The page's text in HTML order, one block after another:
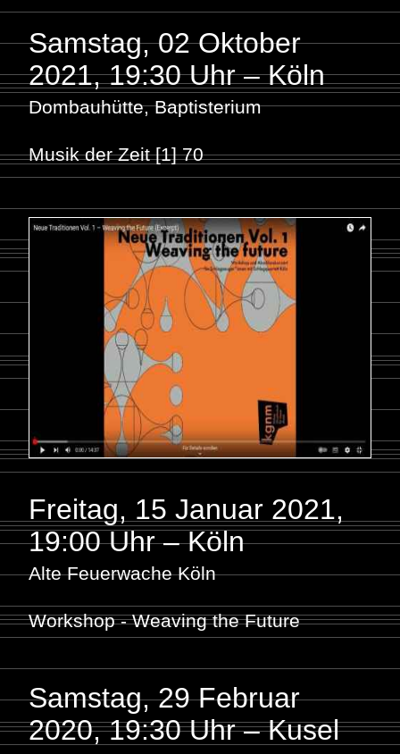
Samstag, 02 Oktober
2021,19:30 Uhr – Köln
Dombauhütte, Baptisterium
Musik der Zeit [1] 70
Freitag, 15 Januar 2021,
19:00 Uhr – Köln
Alte Feuerwache Köln
Workshop - Weaving the Future
Samstag, 29 Februar
2020,19:30 Uhr – Kusel